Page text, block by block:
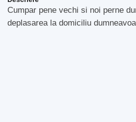
Cumpar pene vechi si noi perne
deplasarea la domiciliu